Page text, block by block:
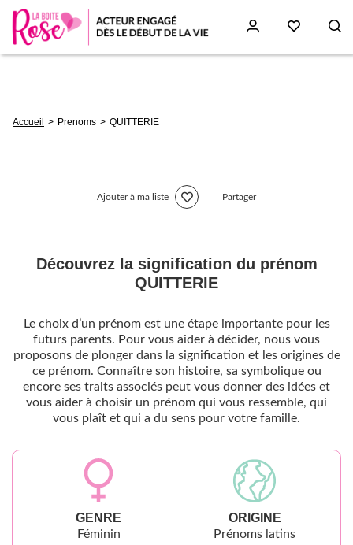
d'Ariane
Accueil Prenoms QUITTERIE
Ajouter à ma liste Partager
Découvrez la signification du prénom
QUITTERIE
Le choix d’un prénom est une étape importante pour les
futurs parents. Pour vous aider à décider, nous vous
proposons de plonger dans la signification et les origines de
ce prénom. Connaître son histoire, sa symbolique ou
encore ses traits associés peut vous donner des idées et
vous aider à choisir un prénom qui vous ressemble, qui
vous plaît et qui a du sens pour votre famille.
GENRE
Féminin
ORIGINE
Prénoms latins